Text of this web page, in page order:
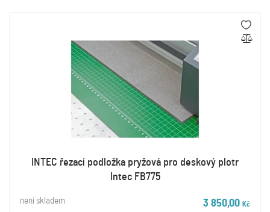
INTEC řezací podložka pryžová pro deskový plotr
Intec FB775
není skladem 3 850,00 Kč